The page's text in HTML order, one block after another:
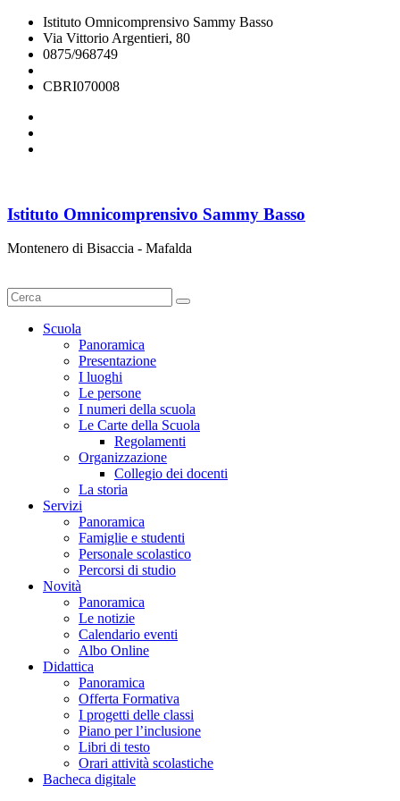
Istituto Omnicomprensivo Sammy Basso
Via Vittorio Argentieri, 80
0875/968749
CBRI070008
Istituto Omnicomprensivo Sammy Basso
Montenero di Bisaccia - Mafalda
Scuola
Panoramica
Presentazione
I luoghi
Le persone
I numeri della scuola
Le Carte della Scuola
Regolamenti
Organizzazione
Collegio dei docenti
La storia
Servizi
Panoramica
Famiglie e studenti
Personale scolastico
Percorsi di studio
Novità
Panoramica
Le notizie
Calendario eventi
Albo Online
Didattica
Panoramica
Offerta Formativa
I progetti delle classi
Piano per l’inclusione
Libri di testo
Orari attività scolastiche
Bacheca digitale